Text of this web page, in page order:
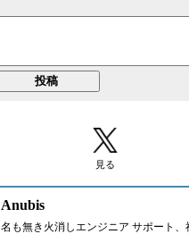
見る
Anubis
名も無き火消しエンジニア サポート、